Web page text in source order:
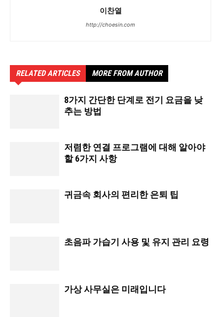
이찬열
http://choesin.com
RELATED ARTICLES MORE FROM AUTHOR
8가지 간단한 단계로 전기 요금을 낮
추는 방법
저렴한 연결 프로그램에 대해 알아야
할 6가지 사항
귀금속 회사의 편리한 은퇴 팁
초음파 가습기 사용 및 유지 관리 요령
가상 사무실은 미래입니다